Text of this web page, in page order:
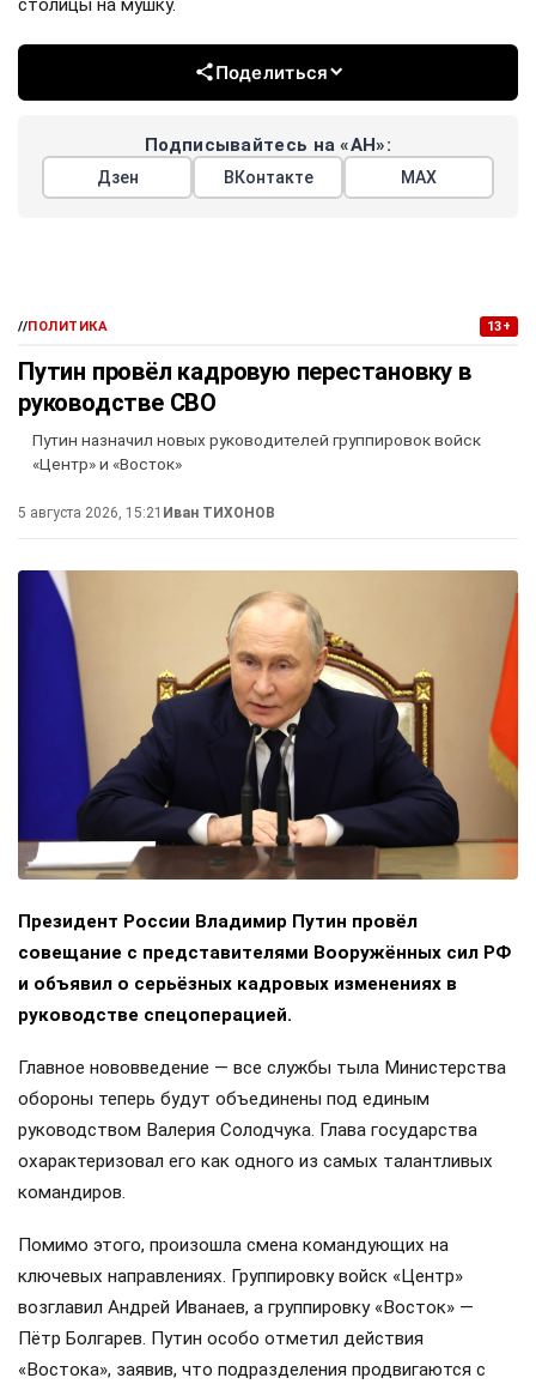
столицы на мушку.
Поделиться
Подписывайтесь на «АН»:
Дзен ВКонтакте МАХ
//ПОЛИТИКА 13+
Путин провёл кадровую перестановку в
руководстве СВО
Путин назначил новых руководителей группировок войск
«Центр» и «Восток»
5 августа 2026, 15:21 Иван ТИХОНОВ
Президент России Владимир Путин провёл
совещание с представителями Вооружённых сил РФ
и объявил о серьёзных кадровых изменениях в
руководстве спецоперацией.
Главное нововведение — все службы тыла Министерства
обороны теперь будут объединены под единым
руководством Валерия Солодчука. Глава государства
охарактеризовал его как одного из самых талантливых
командиров.
Помимо этого, произошла смена командующих на
ключевых направлениях. Группировку войск «Центр»
возглавил Андрей Иванаев, а группировку «Восток» —
Пётр Болгарев. Путин особо отметил действия
«Востока», заявив, что подразделения продвигаются с